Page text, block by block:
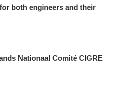
both engineers and their
Nationaal Comité CIGRE